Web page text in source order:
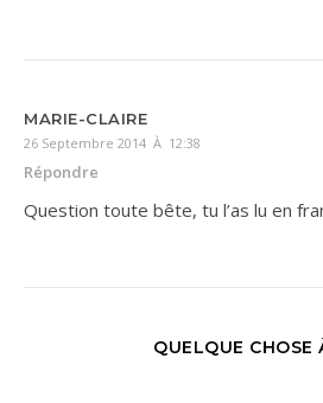
MARIE-CLAIRE
26 Septembre 2014 À 12:38
Répondre
Question toute bête, tu l’as lu en
QUELQUE CHOSE